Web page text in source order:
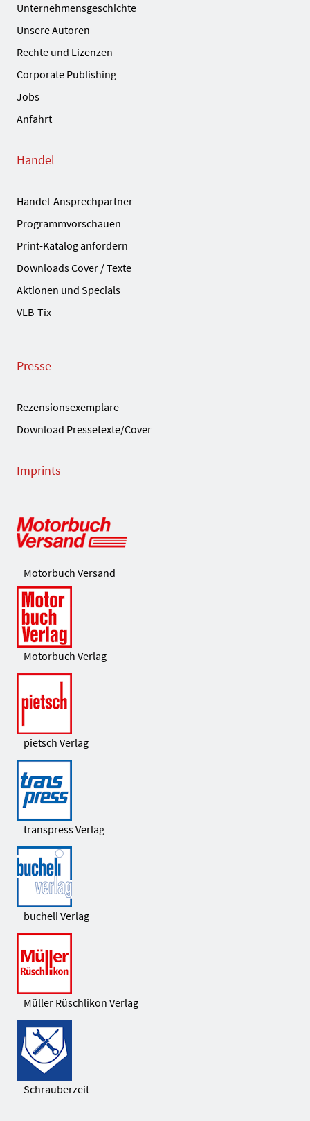
Unternehmensgeschichte
Unsere Autoren
Rechte und Lizenzen
Corporate Publishing
Jobs
Anfahrt
Handel
Handel-Ansprechpartner
Programmvorschauen
Print-Katalog anfordern
Downloads Cover / Texte
Aktionen und Specials
VLB-Tix
Presse
Rezensionsexemplare
Download Pressetexte/Cover
Imprints
Motorbuch Versand
Motorbuch Verlag
pietsch Verlag
transpress Verlag
bucheli Verlag
Müller Rüschlikon Verlag
Schrauberzeit